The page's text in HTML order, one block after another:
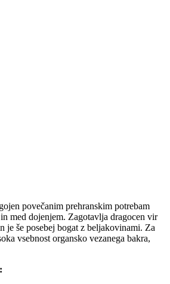
povečanim prehranskim potrebam
med dojenjem. Zagotavlja dragocen vir
je še posebej bogat z beljakovinami. Za
vsebnost organsko vezanega bakra,